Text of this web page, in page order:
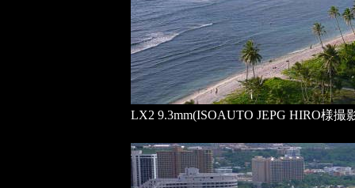
LX2 9.3mm(ISOAUTO JEPG HIRO様撮